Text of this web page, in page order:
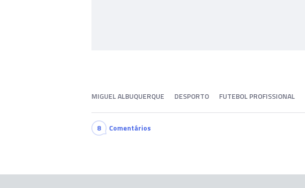
MIGUEL ALBUQUERQUE DESPORTO FUTEBOL PROFISSIONAL
8 Comentários